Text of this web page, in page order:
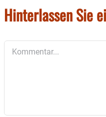
Hinterlassen Sie